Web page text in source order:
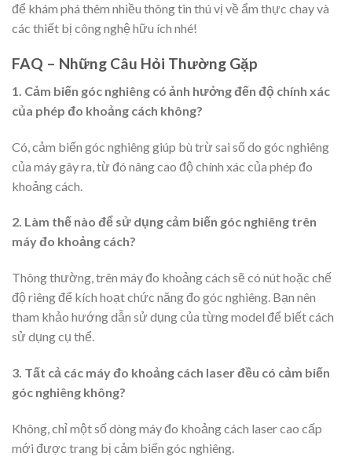
để khám phá thêm nhiều thông tin thú vị về ẩm thực chay và
các thiết bị công nghệ hữu ích nhé!
FAQ – Những Câu Hỏi Thường Gặp
1. Cảm biến góc nghiêng có ảnh hưởng đến độ chính xác
của phép đo khoảng cách không?
Có, cảm biến góc nghiêng giúp bù trừ sai số do góc nghiêng
của máy gây ra, từ đó nâng cao độ chính xác của phép đo
khoảng cách.
2. Làm thế nào để sử dụng cảm biến góc nghiêng trên
máy đo khoảng cách?
Thông thường, trên máy đo khoảng cách sẽ có nút hoặc chế
độ riêng để kích hoạt chức năng đo góc nghiêng. Bạn nên
tham khảo hướng dẫn sử dụng của từng model để biết cách
sử dụng cụ thể.
3. Tất cả các máy đo khoảng cách laser đều có cảm biến
góc nghiêng không?
Không, chỉ một số dòng máy đo khoảng cách laser cao cấp
mới được trang bị cảm biến góc nghiêng.